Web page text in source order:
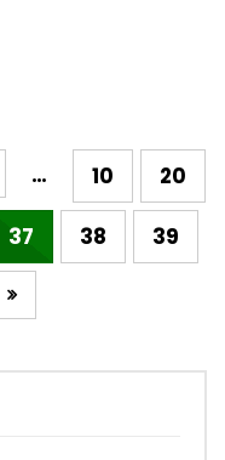
… 10 20
37 38 39